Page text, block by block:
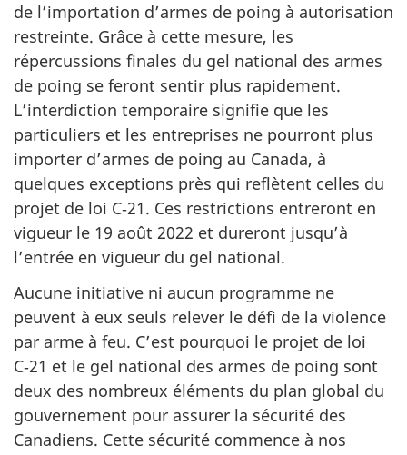
de l’importation d’armes de poing à autorisation
restreinte. Grâce à cette mesure, les
répercussions finales du gel national des armes
de poing se feront sentir plus rapidement.
L’interdiction temporaire signifie que les
particuliers et les entreprises ne pourront plus
importer d’armes de poing au Canada, à
quelques exceptions près qui reflètent celles du
projet de loi C‑21. Ces restrictions entreront en
vigueur le 19 août 2022 et dureront jusqu’à
l’entrée en vigueur du gel national.
Aucune initiative ni aucun programme ne
peuvent à eux seuls relever le défi de la violence
par arme à feu. C’est pourquoi le projet de loi
C‑21 et le gel national des armes de poing sont
deux des nombreux éléments du plan global du
gouvernement pour assurer la sécurité des
Canadiens. Cette sécurité commence à nos